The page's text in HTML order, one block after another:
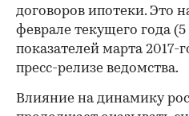
договоров ипотеки. Это
феврале текущего года
показателей марта 2017-
пресс-релизе ведомства.
Влияние на динамику